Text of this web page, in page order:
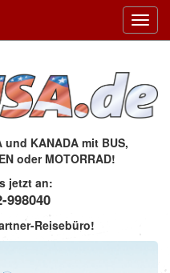
KANADA mit BUS,
oder MOTORRAD!
jetzt an:
998040
Reisebüro!